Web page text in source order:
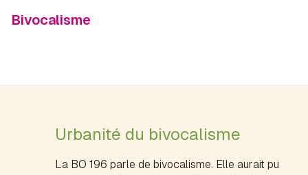
Bivocalisme
Urbanité du bivocalisme
La BO 196 parle de bivocalisme. Elle aurait pu